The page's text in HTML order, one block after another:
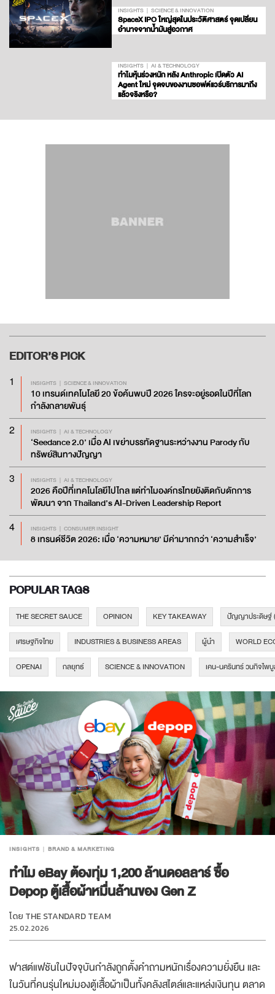
INSIGHTS SCIENCE & INNOVATION
SpaceX IPO ใหญ่สุดในประวัติศาสตร์ จุดเปลี่ยน
อำนาจจากน้ำมันสู่อวกาศ
INSIGHTS AI & TECHNOLOGY
ทำไมหุ้นร่วงหนัก หลัง Anthropic เปิดตัว AI
Agent ใหม่ จุดจบของงานซอฟต์แวร์บริการมาถึง
แล้วจริงหรือ?
EDITOR’SPICK
1 INSIGHTS SCIENCE & INNOVATION
10 เทรนด์เทคโนโลยี 20 ข้อค้นพบปี 2026 ใครจะอยู่รอดในปีที่โลก
กำลังกลายพันธุ์
2 INSIGHTS AI & TECHNOLOGY
‘Seedance 2.0’ เมื่อ AI เขย่าบรรทัดฐานระหว่างงาน Parody กับ
ทรัพย์สินทางปัญญา
3 INSIGHTS AI & TECHNOLOGY
2026 คือปีที่เทคโนโลยีไปไกล แต่ทำไมองค์กรไทยยังติดกับดักการ
พัฒนา จาก Thailand’s AI-Driven Leadership Report
4 INSIGHTS CONSUMER INSIGHT
8 เทรนด์ชีวิต 2026: เมื่อ ‘ความหมาย’ มีค่ามากกว่า ‘ความสำเร็จ’
POPULAR TAGS
THE SECRET SAUCE OPINION KEY TAKEAWAY ปัญญาประดิษฐ์
เศรษฐกิจไทย INDUSTRIES & BUSINESS AREAS ผู้นำ WORLD
OPENAI กลยุทธ์ SCIENCE & INNOVATION เคน-นครินทร์ วนกิจไพ
INSIGHTS BRAND & MARKETING
ทำไม eBay ต้องทุ่ม 1,200 ล้านดอลลาร์ ซื้อ
Depop ตู้เสื้อผ้าหมื่นล้านของ Gen Z
โดย THE STANDARD TEAM
25.02.2026
ฟาสต์แฟชันในปัจจุบันกำลังถูกตั้งคำถามหนักเรื่องความยั่งยืน และ
ในวันที่คนรุ่นใหม่มองตู้เสื้อผ้าเป็นทั้งคลังสไตล์และแหล่งเงินทุน ตลาด